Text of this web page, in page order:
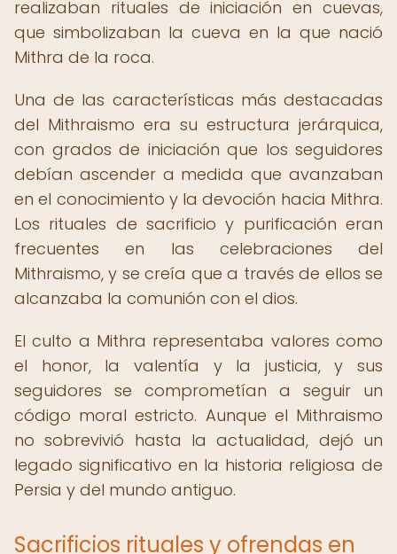
realizaban rituales de iniciación en cuevas,
que simbolizaban la cueva en la que nació
Mithra de la roca.
Una de las características más destacadas
del Mithraismo era su estructura jerárquica,
con grados de iniciación que los seguidores
debían ascender a medida que avanzaban
en el conocimiento y la devoción hacia Mithra.
Los rituales de sacrificio y purificación eran
frecuentes en las celebraciones del
Mithraismo, y se creía que a través de ellos se
alcanzaba la comunión con el dios.
El culto a Mithra representaba valores como
el honor, la valentía y la justicia, y sus
seguidores se comprometían a seguir un
código moral estricto. Aunque el Mithraismo
no sobrevivió hasta la actualidad, dejó un
legado significativo en la historia religiosa de
Persia y del mundo antiguo.
Sacrificios rituales y ofrendas en